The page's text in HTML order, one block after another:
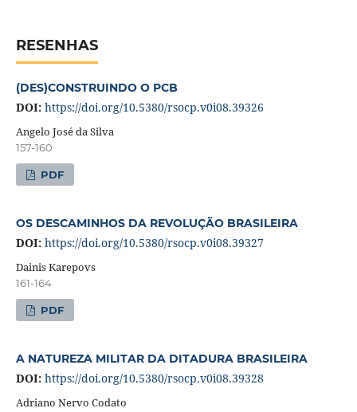
RESENHAS
(DES)CONSTRUINDO O PCB
DOI: https://doi.org/10.5380/rsocp.v0i08.39326
Angelo José da Silva
157-160
PDF
OS DESCAMINHOS DA REVOLUÇÃO BRASILEIRA
DOI: https://doi.org/10.5380/rsocp.v0i08.39327
Dainis Karepovs
161-164
PDF
A NATUREZA MILITAR DA DITADURA BRASILEIRA
DOI: https://doi.org/10.5380/rsocp.v0i08.39328
Adriano Nervo Codato